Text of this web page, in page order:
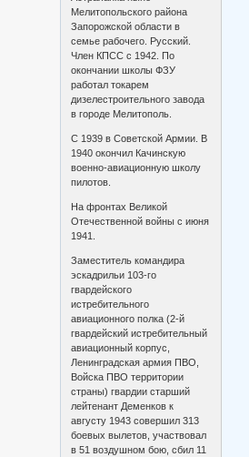
Мелитопольского района
Запорожской области в
семье рабочего. Русский.
Член КПСС с 1942. По
окончании школы ФЗУ
работал токарем
дизелестроительного завода
в городе Мелитополь.
С 1939 в Советской Армии. В
1940 окончил Качинскую
военно-авиационную школу
пилотов.
На фронтах Великой
Отечественной войны с июня
1941.
Заместитель командира
эскадрильи 103-го
гвардейского
истребительного
авиационного полка (2-й
гвардейский истребительный
авиационный корпус,
Ленинградская армия ПВО,
Войска ПВО территории
страны) гвардии старший
лейтенант Деменков к
августу 1943 совершил 313
боевых вылетов, участвовал
в 51 воздушном бою, сбил 11